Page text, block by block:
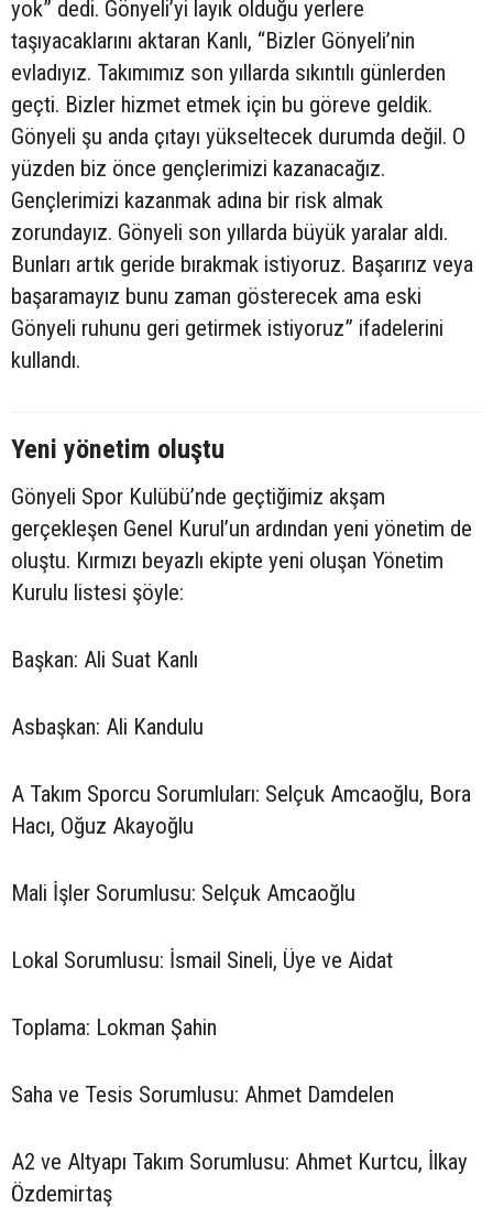
yok” dedi. Gönyeli’yi layık olduğu yerlere
taşıyacaklarını aktaran Kanlı, “Bizler Gönyeli’nin
evladıyız. Takımımız son yıllarda sıkıntılı günlerden
geçti. Bizler hizmet etmek için bu göreve geldik.
Gönyeli şu anda çıtayı yükseltecek durumda değil. O
yüzden biz önce gençlerimizi kazanacağız.
Gençlerimizi kazanmak adına bir risk almak
zorundayız. Gönyeli son yıllarda büyük yaralar aldı.
Bunları artık geride bırakmak istiyoruz. Başarırız veya
başaramayız bunu zaman gösterecek ama eski
Gönyeli ruhunu geri getirmek istiyoruz” ifadelerini
kullandı.
Yeni yönetim oluştu
Gönyeli Spor Kulübü’nde geçtiğimiz akşam
gerçekleşen Genel Kurul’un ardından yeni yönetim de
oluştu. Kırmızı beyazlı ekipte yeni oluşan Yönetim
Kurulu listesi şöyle:
Başkan: Ali Suat Kanlı
Asbaşkan: Ali Kandulu
A Takım Sporcu Sorumluları: Selçuk Amcaoğlu, Bora
Hacı, Oğuz Akayoğlu
Mali İşler Sorumlusu: Selçuk Amcaoğlu
Lokal Sorumlusu: İsmail Sineli, Üye ve Aidat
Toplama: Lokman Şahin
Saha ve Tesis Sorumlusu: Ahmet Damdelen
A2 ve Altyapı Takım Sorumlusu: Ahmet Kurtcu, İlkay
Özdemirtaş